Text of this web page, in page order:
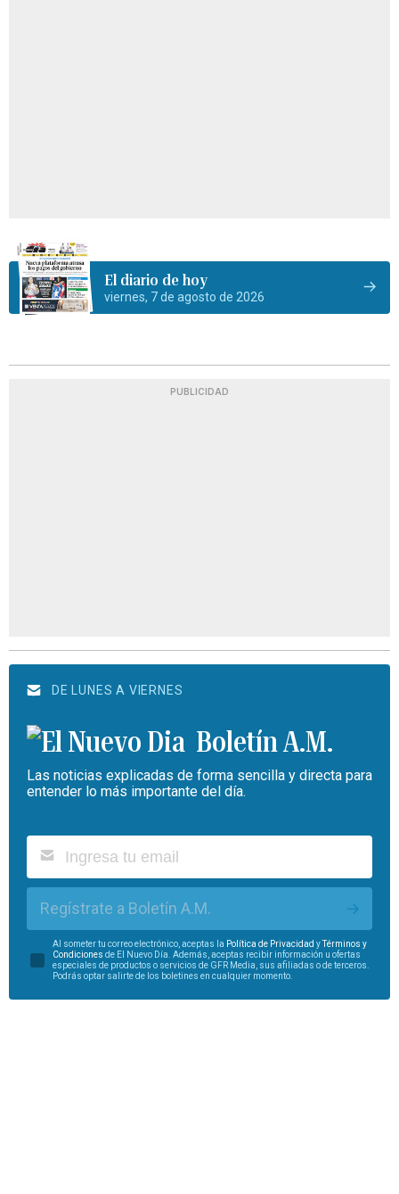
El diario de hoy
viernes, 7 de agosto de 2026
PUBLICIDAD
DE LUNES A VIERNES
Boletín A.M.
Las noticias explicadas de forma sencilla y directa para
entender lo más importante del día.
Regístrate a Boletín A.M.
Al someter tu correo electrónico, aceptas la Política de Privacidad y
Términos y
Condiciones de El Nuevo Día. Además, aceptas recibir información u ofertas
especiales de productos o servicios de GFR Media, sus afiliadas o de terceros.
Podrás optar salirte de los boletines en cualquier momento.